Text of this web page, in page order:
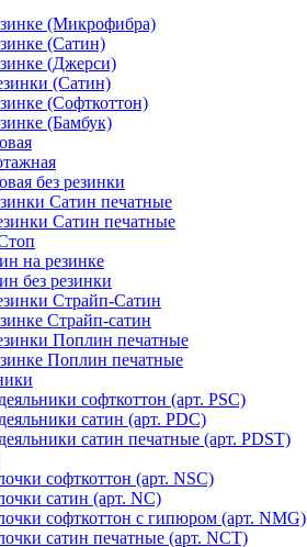
(Микрофибра)
(Сатин)
(Джерси)
(Сатин)
(Софткоттон)
(Бамбук)
без резинки
Сатин печатные
Сатин печатные
на резинке
без резинки
Страйп-Сатин
Страйп-сатин
Поплин печатные
Поплин печатные
софткоттон (арт. PSC)
сатин (арт. PDC)
сатин печатные (арт. PDST)
софткоттон (арт. NSC)
сатин (арт. NC)
софткоттон с гипюром (арт. NMG)
сатин печатные (арт. NCT)